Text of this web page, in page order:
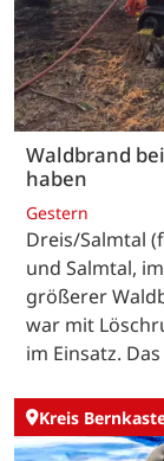
Waldbrand
haben
Gestern
Dreis/Salmtal
und Salmtal,
größerer
war mit
im Einsatz.
Kreis